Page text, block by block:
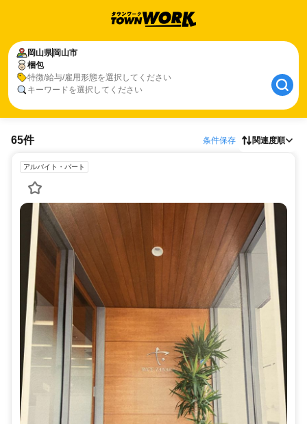
岡山県 岡山市
梱包
特徴/給与/雇用形態を選択してください
キーワードを選択してください
65件 条件保存 関連度順
アルバイト・パート